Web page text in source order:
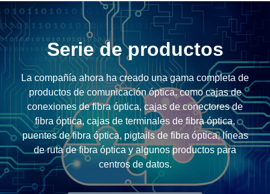
Serie de productos
La compañía ahora ha creado una gama completa de
productos de comunicación óptica, como cajas de
conexiones de fibra óptica, cajas de conectores de
fibra óptica, cajas de terminales de fibra óptica,
puentes de fibra óptica, pigtails de fibra óptica, líneas
de ruta de fibra óptica y algunos productos para
centros de datos.